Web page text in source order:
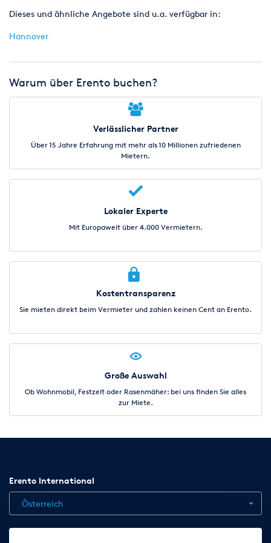
Dieses und ähnliche Angebote sind u.a. verfügbar in:
Hannover
Warum über Erento buchen?
Verlässlicher Partner
Über 15 Jahre Erfahrung mit mehr als 10 Millionen zufriedenen
Mietern.
Lokaler Experte
Mit Europaweit über 4.000 Vermietern.
Kostentransparenz
Sie mieten direkt beim Vermieter und zahlen keinen Cent an Erento.
Große Auswahl
Ob Wohnmobil, Festzelt oder Rasenmäher: bei uns finden Sie alles
zur Miete.
Erento International
Österreich